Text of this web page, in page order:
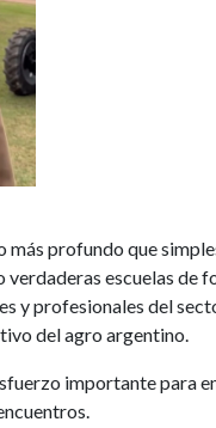
profundo que
escuelas de
y profesionales del
del agro argentino.
importante para